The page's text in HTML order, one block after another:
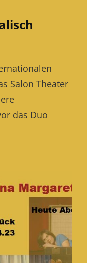
Salon Theater
das Duo